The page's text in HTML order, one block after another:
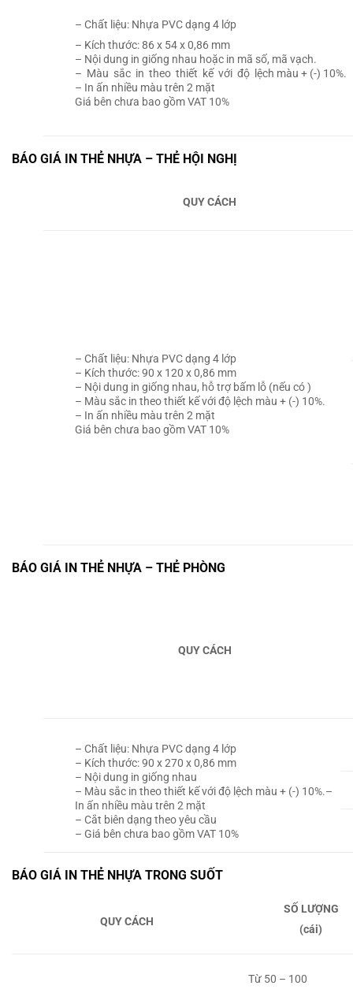
– Chất liệu: Nhựa PVC dạng 4 lớp
– Kích thước: 86 x 54 x 0,86 mm
– Nội dung in giống nhau hoặc in mã số, mã vạch.
– Màu sắc in theo thiết kế với độ lệch màu + (-) 10%.
– In ấn nhiều màu trên 2 mặt
Giá bên chưa bao gồm VAT 10%
BÁO GIÁ IN THẺ NHỰA – THẺ HỘI NGHỊ
QUY CÁCH
– Chất liệu: Nhựa PVC dạng 4 lớp
– Kích thước:90 x 120 x 0,86 mm
– Nội dung in giống nhau, hỗ trợ bấm lỗ (nếu có )
– Màu sắc in theo thiết kế với độ lệch màu + (-) 10%.
– In ấn nhiều màu trên 2 mặt
Giá bên chưa bao gồm VAT 10%
BÁO GIÁ IN THẺ NHỰA – THẺ PHÒNG
QUY CÁCH
– Chất liệu: Nhựa PVC dạng 4 lớp
– Kích thước:90 x 270 x 0,86 mm
– Nội dung in giống nhau
– Màu sắc in theo thiết kế với độ lệch màu + (-) 10%.–
In ấn nhiều màu trên 2 mặt
– Cắt biên dạng theo yêu cầu
– Giá bên chưa bao gồm VAT 10%
BÁO GIÁ IN THẺ NHỰA TRONG SUỐT
QUY CÁCH
SỐ LƯỢNG
(cái)
Từ 50 – 100